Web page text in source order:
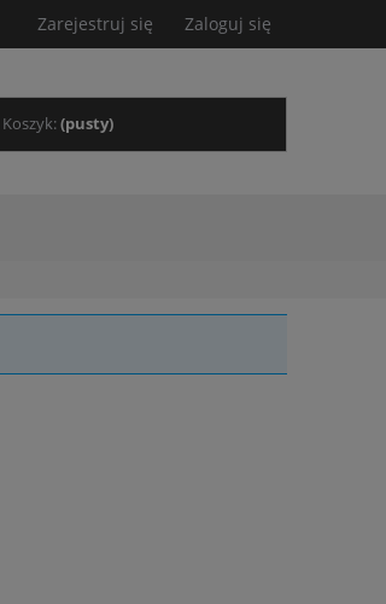
Zarejestruj się Zaloguj się
Koszyk:(pusty)